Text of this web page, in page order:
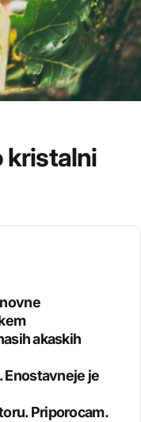
kristalni
akaskih
Enostavneje je
Priporocam.